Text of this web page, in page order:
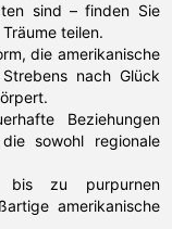
sind – finden Sie
teilen.
die amerikanische
nach Glück
Beziehungen
sowohl regionale
bis zu purpurnen
amerikanische